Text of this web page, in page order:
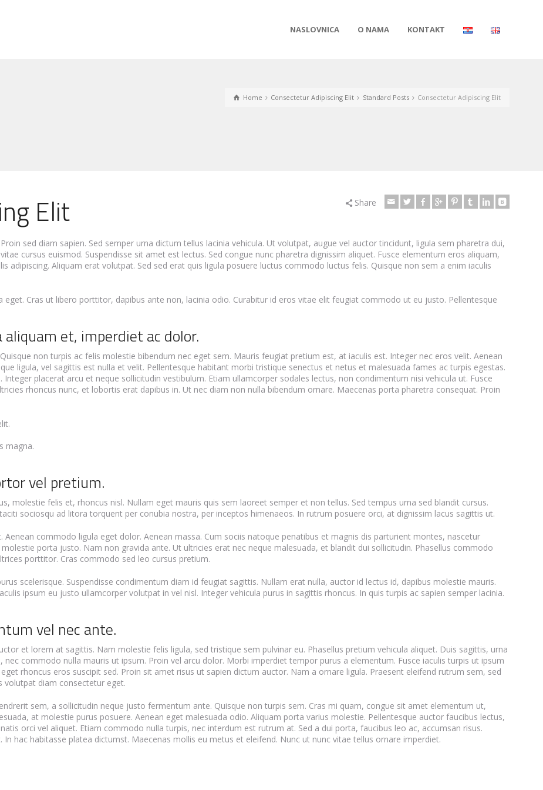
NASLOVNICA O NAMA KONTAKT
Home Consectetur Adipiscing Elit Standard Posts Consectetur Adipiscing Elit
Elit Share
sed diam sapien. Sed semper urna dictum tellus lacinia vehicula. Ut volutpat, augue vel auctor tincidunt, ligula sem pharetra dui,
cursus euismod. Suspendisse sit amet est lectus. Sed congue nunc pharetra dignissim aliquet. Fusce elementum eros aliquam,
adipiscing. Aliquam erat volutpat. Sed sed erat quis ligula posuere luctus commodo luctus felis. Quisque non sem a enim iaculis
eget. Cras ut libero porttitor, dapibus ante non, lacinia odio. Curabitur id eros vitae elit feugiat commodo ut eu justo. Pellentesque
et, imperdiet ac dolor.
non turpis ac felis molestie bibendum nec eget sem. Mauris feugiat pretium est, at iaculis est. Integer nec eros velit. Aenean
ligula, vel sagittis est nulla et velit. Pellentesque habitant morbi tristique senectus et netus et malesuada fames ac turpis egestas.
placerat arcu et neque sollicitudin vestibulum. Etiam ullamcorper sodales lectus, non condimentum nisi vehicula ut. Fusce
rhoncus nunc, et lobortis erat dapibus in. Ut nec diam non nulla bibendum ornare. Maecenas porta pharetra consequat. Proin
magna.
vel pretium.
molestie felis et, rhoncus nisl. Nullam eget mauris quis sem laoreet semper et non tellus. Sed tempus urna sed blandit cursus.
sociosqu ad litora torquent per conubia nostra, per inceptos himenaeos. In rutrum posuere orci, at dignissim lacus sagittis ut.
commodo ligula eget dolor. Aenean massa. Cum sociis natoque penatibus et magnis dis parturient montes, nascetur
porta justo. Nam non gravida ante. Ut ultricies erat nec neque malesuada, et blandit dui sollicitudin. Phasellus commodo
porttitor. Cras commodo sed leo cursus pretium.
scelerisque. Suspendisse condimentum diam id feugiat sagittis. Nullam erat nulla, auctor id lectus id, dapibus molestie mauris.
ipsum eu justo ullamcorper volutpat in vel nisl. Integer vehicula purus in sagittis rhoncus. In quis turpis ac sapien semper lacinia.
vel nec ante.
et lorem at sagittis. Nam molestie felis ligula, sed tristique sem pulvinar eu. Phasellus pretium vehicula aliquet. Duis sagittis, urna
commodo nulla mauris ut ipsum. Proin vel arcu dolor. Morbi imperdiet tempor purus a elementum. Fusce iaculis turpis ut ipsum
rhoncus eros suscipit sed. Proin sit amet risus ut sapien dictum auctor. Nam a ornare ligula. Praesent eleifend rutrum sem, sed
volutpat diam consectetur eget.
sem, a sollicitudin neque justo fermentum ante. Quisque non turpis sem. Cras mi quam, congue sit amet elementum ut,
at molestie purus posuere. Aenean eget malesuada odio. Aliquam porta varius molestie. Pellentesque auctor faucibus lectus,
orci vel aliquet. Etiam commodo nulla turpis, nec interdum est rutrum at. Sed a dui porta, faucibus leo ac, accumsan risus.
hac habitasse platea dictumst. Maecenas mollis eu metus et eleifend. Nunc ut nunc vitae tellus ornare imperdiet.